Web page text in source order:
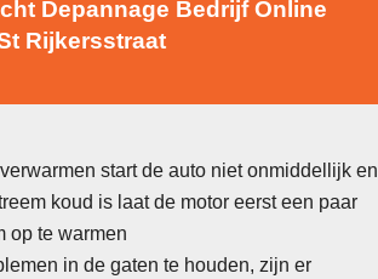
Depannage Bedrijf Online
Rijkersstraat
start de auto niet onmiddellijk en
koud is laat de motor eerst een paar
op te warmen
in de gaten te houden, zijn er